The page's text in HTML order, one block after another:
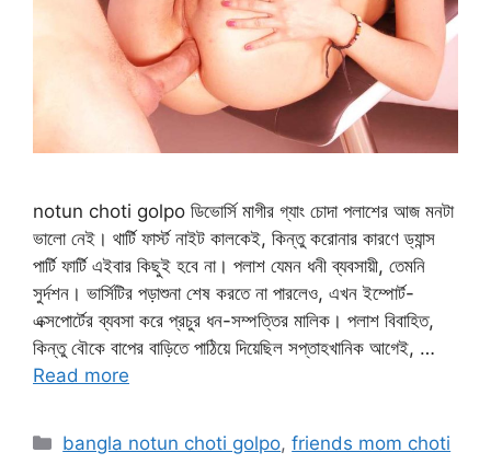
notun choti golpo ডিভোর্সি মাগীর গ্যাং চোদা পলাশের আজ মনটা
ভালো নেই। থার্টি ফার্স্ট নাইট কালকেই, কিন্তু করোনার কারণে ড্যান্স
পার্টি ফার্টি এইবার কিছুই হবে না। পলাশ যেমন ধনী ব্যবসায়ী, তেমনি
সুর্দশন। ভার্সিটির পড়াশুনা শেষ করতে না পারলেও, এখন ইম্পোর্ট-
এক্সপোর্টের ব্যবসা করে প্রচুর ধন-সম্পত্তির মালিক। পলাশ বিবাহিত,
কিন্তু বৌকে বাপের বাড়িতে পাঠিয়ে দিয়েছিল সপ্তাহখানিক আগেই, …
Read more
Categories
bangla notun choti golpo,friends mom choti